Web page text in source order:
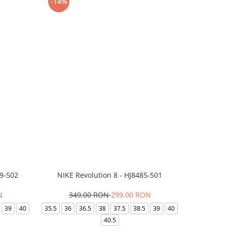
502
39
40
NIKE Revolution 8 - HJ8485-501
349,00 RON299,00 RON
35.5 36 36.5 38 37.5 38.5 39
40
40.5